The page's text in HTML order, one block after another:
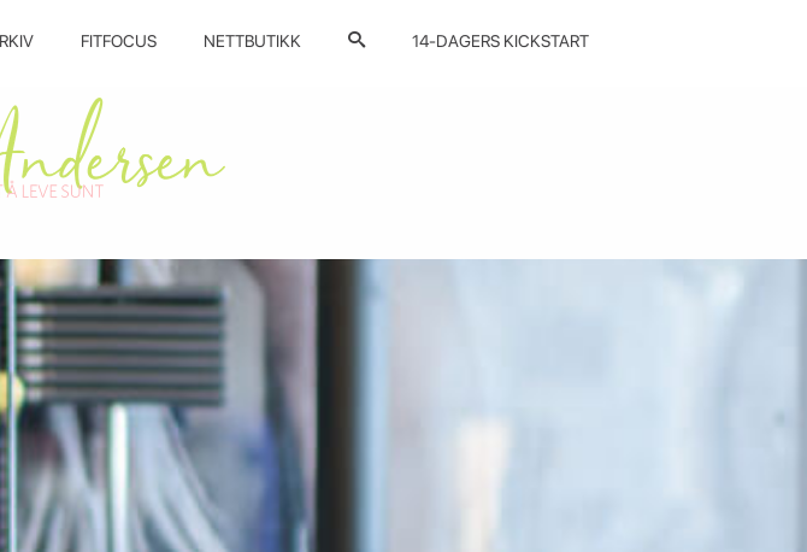
FITFOCUS NETTBUTIKK 14-DAGERS KICKSTART